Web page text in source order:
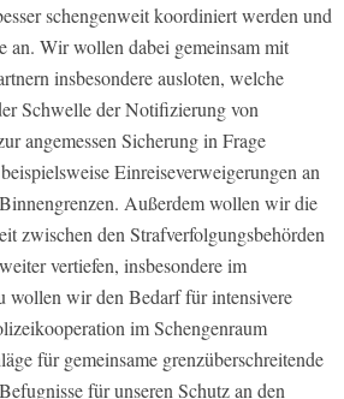
schengenweit koordiniert werden und
an. Wir wollen dabei gemeinsam mit
insbesondere ausloten, welche
Schwelle der Notifizierung von
angemessen Sicherung in Frage
Einreiseverweigerungen an
Außerdem wollen wir die
zwischen den Strafverfolgungsbehörden
vertiefen, insbesondere im
wollen wir den Bedarf für intensivere
im Schengenraum
für gemeinsame grenzüberschreitende
für unseren Schutz an den